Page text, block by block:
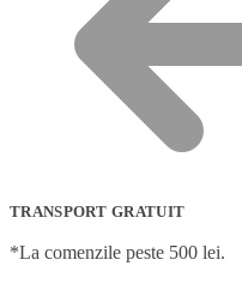
TRANSPORT GRATUIT
*La comenzile peste 500 lei.